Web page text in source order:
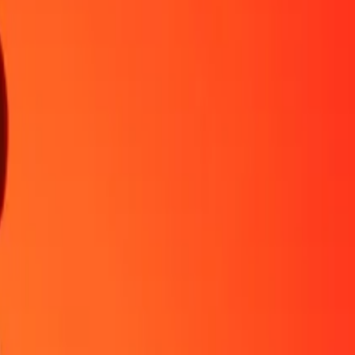
comenzar.